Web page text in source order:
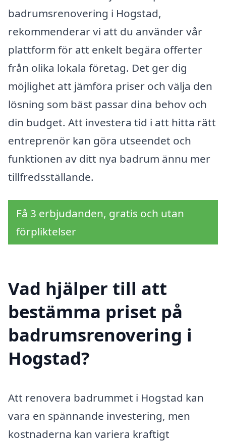
badrumsrenovering i Hogstad,
rekommenderar vi att du använder vår
plattform för att enkelt begära offerter
från olika lokala företag. Det ger dig
möjlighet att jämföra priser och välja den
lösning som bäst passar dina behov och
din budget. Att investera tid i att hitta rätt
entreprenör kan göra utseendet och
funktionen av ditt nya badrum ännu mer
tillfredsställande.
Få 3 erbjudanden, gratis och utan
förpliktelser
Vad hjälper till att
bestämma priset på
badrumsrenovering i
Hogstad?
Att renovera badrummet i Hogstad kan
vara en spännande investering, men
kostnaderna kan variera kraftigt